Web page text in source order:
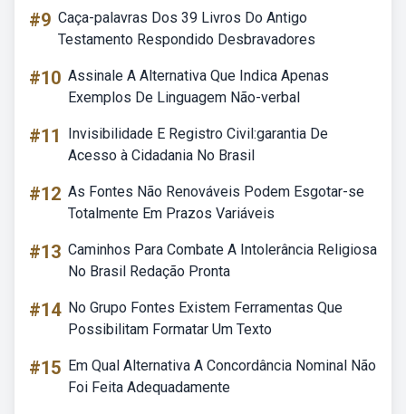
#9 Caça-palavras Dos 39 Livros Do Antigo
Testamento Respondido Desbravadores
#10 Assinale A Alternativa Que Indica Apenas
Exemplos De Linguagem Não-verbal
#11
Invisibilidade E Registro Civil:garantia De
Acesso à Cidadania No Brasil
#12 As Fontes Não Renováveis Podem Esgotar-se
Totalmente Em Prazos Variáveis
#13 Caminhos Para Combate A Intolerância Religiosa
No Brasil Redação Pronta
#14 No Grupo Fontes Existem Ferramentas Que
Possibilitam Formatar Um Texto
#15 Em Qual Alternativa A Concordância Nominal Não
Foi Feita Adequadamente